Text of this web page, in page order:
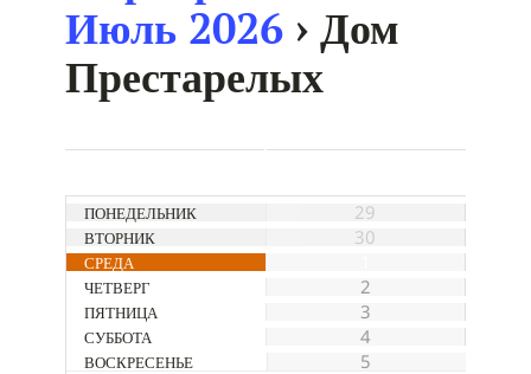
Июль 2026 › Дом
Престарелых
Календарный
Месяц
Навигации
29
30
2
3
4
5